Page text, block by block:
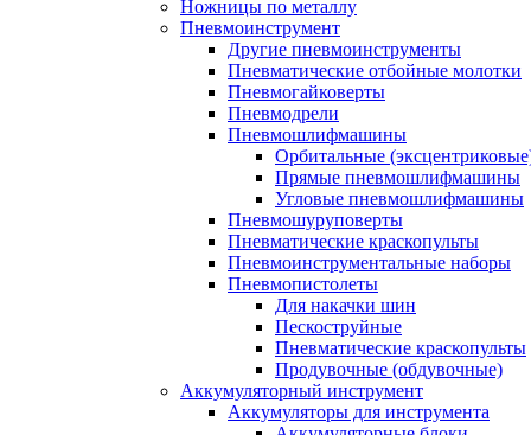
Ножницы по металлу
Пневмоинструмент
Другие пневмоинструменты
Пневматические отбойные молотки
Пневмогайковерты
Пневмодрели
Пневмошлифмашины
Орбитальные
Прямые пневмошлифмашины
Угловые пневмошлифмашины
Пневмошуруповерты
Пневматические краскопульты
Пневмоинструментальные наборы
Пневмопистолеты
Для накачки шин
Пескоструйные
Пневматические краскопульты
Продувочные (обдувочные)
Аккумуляторный инструмент
Аккумуляторы для инструмента